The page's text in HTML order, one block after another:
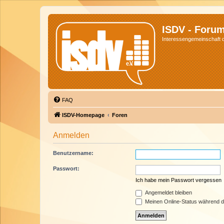
ISDV -
Interessengemeinschaft
FAQ
ISDV-Homepage Foren
Anmelden
Benutzername:
Passwort:
Ich habe mein Passwort vergessen
Angemeldet bleiben
Meinen Online-Status während